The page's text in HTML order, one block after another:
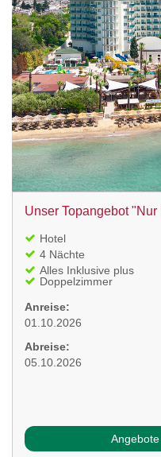
Unser Topangebot "Nur
Hotel
4 Nächte
Alles Inklusive plus
Doppelzimmer
Anreise:
01.10.2026
Abreise:
05.10.2026